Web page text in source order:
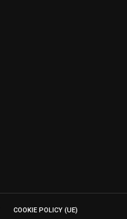
COOKIE POLICY (UE)